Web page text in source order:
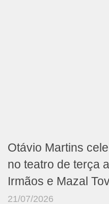
Otávio Martins
no teatro de terça
Irmãos e Mazal
21/07/2026